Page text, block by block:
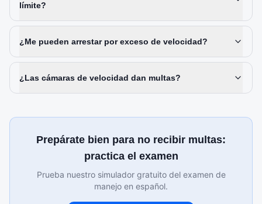
límite?
¿Me pueden arrestar por exceso de velocidad?
¿Las cámaras de velocidad dan multas?
Prepárate bien para no recibir multas:
practica el examen
Prueba nuestro simulador gratuito del examen de
manejo en español.